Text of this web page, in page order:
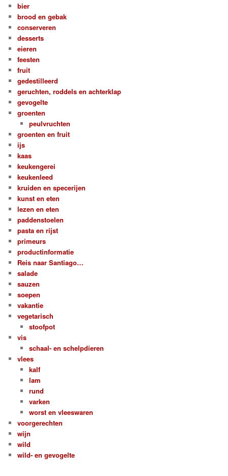
bier
brood en gebak
conserveren
desserts
eieren
feesten
fruit
gedestilleerd
geruchten, roddels en achterklap
gevogelte
groenten
peulvruchten
groenten en fruit
ijs
kaas
keukengerei
keukenleed
kruiden en specerijen
kunst en eten
lezen en eten
paddenstoelen
pasta en rijst
primeurs
productinformatie
Reis naar Santiago…
salade
sauzen
soepen
vakantie
vegetarisch
stoofpot
vis
schaal- en schelpdieren
vlees
kalf
lam
rund
varken
worst en vleeswaren
voorgerechten
wijn
wild
wild- en gevogelte